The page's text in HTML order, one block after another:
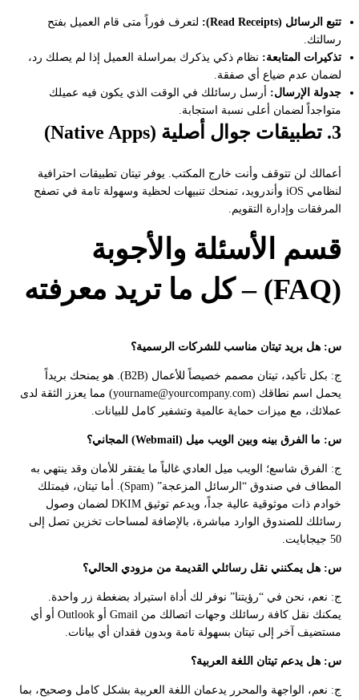
تتبع الرسائل (Read Receipts):
لتعرف فوراً متى قام العميل بفتح
رسالتك.
تذكيرات المتابعة: نظام ذكي يذكرك بمراسلة العميل إذا لم يصلك رد،
لضمان عدم ضياع أي صفقة.
جدولة الإرسال: أرسل رسائلك في الوقت الذي يكون فيه عميلك
متواجداً لضمان أعلى نسبة استجابة.
3. تطبيقات جوال أصلية (Native Apps)
أعمالك لن تتوقف وأنت خارج المكتب. يوفر تيتان تطبيقات احترافية
لنظامي iOS وأندرويد، تمنحك تنبيهات لحظية وسهولة تامة في تصفح
المرفقات وإدارة التقويم.
قسم الأسئلة والأجوبة
(FAQ) – كل ما تريد معرفته
س: هل بريد تيتان مناسب للشركات الرسمية؟
ج: بكل تأكيد، تيتان مصمم خصيصاً للأعمال (B2B). هو يمنحك بريداً
يحمل اسم نطاقك (yourname@yourcompany.com) مما يعزز الثقة لدى
عملائك، مع ميزات حماية عالمية وتشفير كامل للبيانات.
س: ما الفرق بينه وبين الويب ميل (Webmail) المجاني؟
ج: الفرق شاسع؛ الويب ميل العادي غالباً ما يفتقر للأمان وقد ينتهي به
المطاف في صندوق “الرسائل المزعجة” (Spam). أما تيتان، فيمتلك
خوادم ذات موثوقية عالية جداً، ويدعم توثيق DKIM لضمان وصول
رسائلك للصندوق الوارد مباشرة، بالإضافة لمساحات تخزين تصل إلى
50 جيجابايت.
س: هل يمكنني نقل رسائلي القديمة من مزودي الحالي؟
ج: نعم، نحن في “رؤيتنا” نوفر لك أداة استيراد بضغطة زر واحدة.
يمكنك نقل كافة رسائلك وجهات اتصالك من Gmail أو Outlook أو أي
مستضيف آخر إلى تيتان بسهولة تامة وبدون فقدان أي بيانات.
س: هل يدعم تيتان اللغة العربية؟
ج: نعم، الواجهة والمحرر يدعمان اللغة العربية بشكل كامل وصحيح، بما